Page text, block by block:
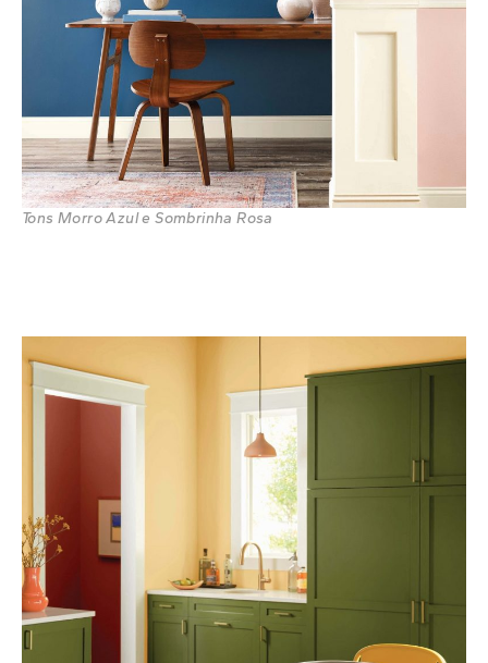
Tons Morro Azul e Sombrinha Rosa